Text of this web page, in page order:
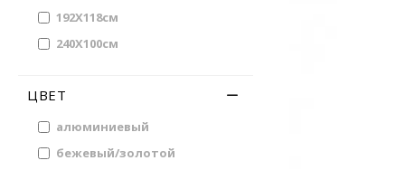
192X118см
240X100см
ЦВЕТ
алюминиевый
бежевый/золотой